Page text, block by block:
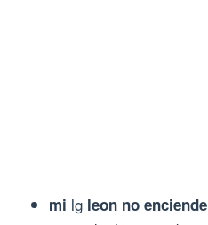
mi lg leon no enciende